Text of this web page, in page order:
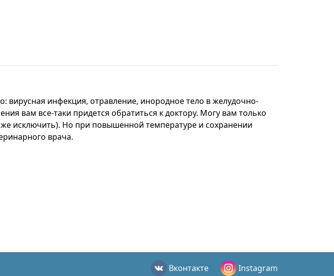
вирусная инфекция, отравление, инородное тело в желудочно-
вам все-таки придется обратиться к доктору. Могу вам только
исключить). Но при повышенной температуре и сохранении
врача.
Вконтакте Instagram